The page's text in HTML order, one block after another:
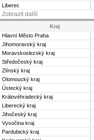
Liberec
Zobrazit další
Kraj
Hlavní Město Praha
Jihomoravský kraj
Moravskoslezský kraj
Středočeský kraj
Zlínský kraj
Olomoucký kraj
Ústecký kraj
Královéhradecký kraj
Liberecký kraj
Jihočeský kraj
Vysočina kraj
Pardubický kraj